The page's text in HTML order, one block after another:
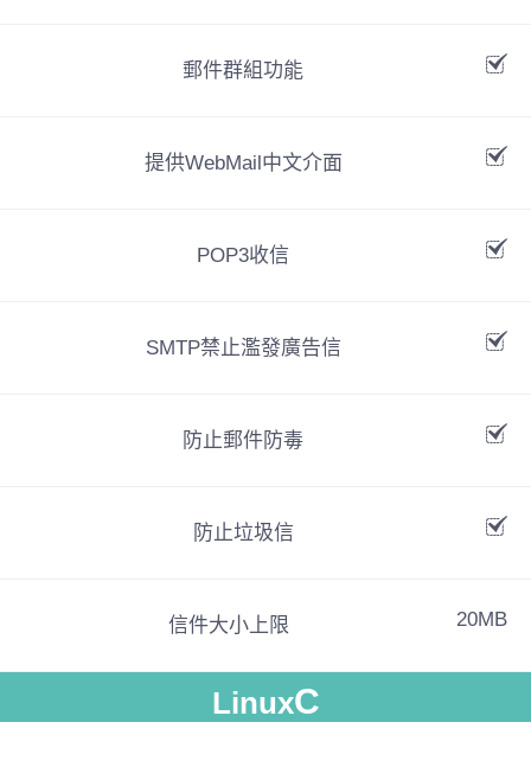
郵件群組功能
提供WebMail中文介面
POP3收信
SMTP禁止濫發廣告信
防止郵件防毒
防止垃圾信
信件大小上限 20MB
LinuxC